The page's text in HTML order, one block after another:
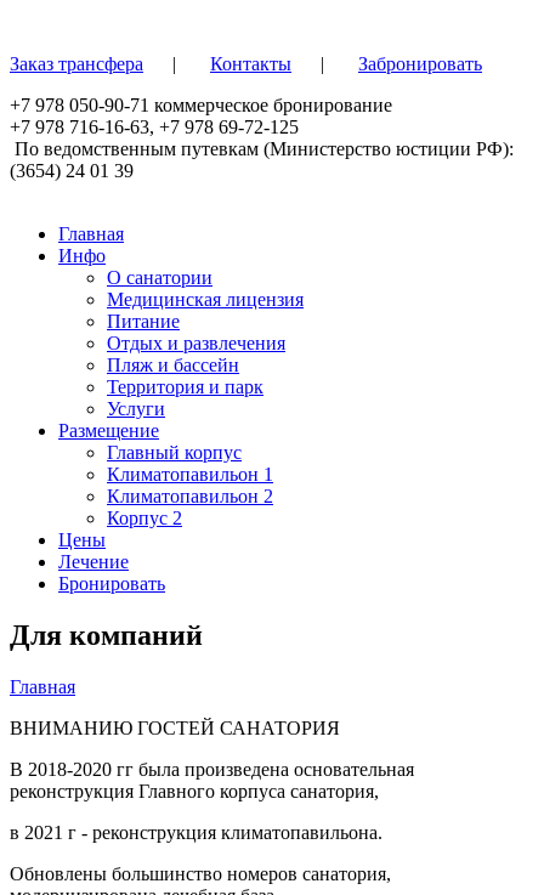
Заказ трансфера | Контакты |
Забронировать
+7 978 050-90-71 коммерческое бронирование
+7 978 716-16-63, +7 978 69-72-125
По ведомственным путевкам (Министерство юстиции РФ):
(3654) 24 01 39
Главная
Инфо
О санатории
Медицинская лицензия
Питание
Отдых и развлечения
Пляж и бассейн
Территория и парк
Услуги
Размещение
Главный корпус
Климатопавильон 1
Климатопавильон 2
Корпус 2
Цены
Лечение
Бронировать
Для компаний
Вы здесь
Главная
ВНИМАНИЮ ГОСТЕЙ САНАТОРИЯ
В 2018-2020 гг была произведена основательная
реконструкция Главного корпуса санатория,
в 2021 г - реконструкция климатопавильона.
Обновлены большинство номеров санатория,